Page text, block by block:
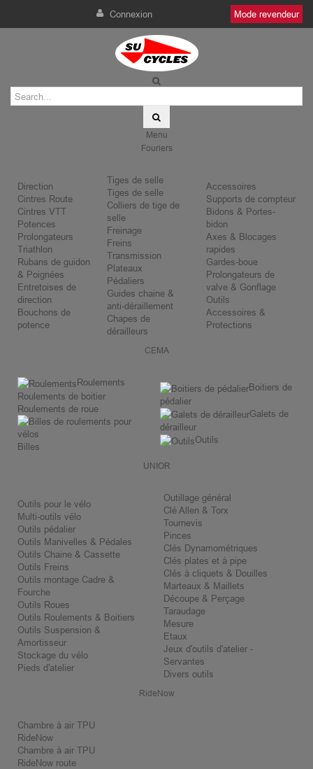
Connexion Mode revendeur
Menu
Fouriers
Direction
Cintres Route
Cintres VTT
Potences
Prolongateurs
Triathlon
Rubans de guidon
& Poignées
Entretoises de
direction
Bouchons de
potence
Tiges de selle
Tiges de selle
Colliers de tige de
selle
Freinage
Freins
Transmission
Plateaux
Pédaliers
Guides chaine &
anti-déraillement
Chapes de
dérailleurs
Accessoires
Supports de compteur
Bidons & Portes-
bidon
Axes & Blocages
rapides
Gardes-boue
Prolongateurs de
valve & Gonflage
Outils
Accessoires &
Protections
CEMA
Roulements
Roulements de boitier
Roulements de roue
Billes
Boitiers de
pédalier
Galets de
dérailleur
Outils
UNIOR
Outils pour le vélo
Multi-outils vélo
Outils pédalier
Outils Manivelles & Pédales
Outils Chaine & Cassette
Outils Freins
Outils montage Cadre &
Fourche
Outils Roues
Outils Roulements & Boitiers
Outils Suspension &
Amortisseur
Stockage du vélo
Pieds d'atelier
Outillage général
Clé Allen & Torx
Tournevis
Pinces
Clés Dynamométriques
Clés plates et à pipe
Clés à cliquets & Douilles
Marteaux & Maillets
Découpe & Perçage
Taraudage
Mesure
Etaux
Jeux d'outils d'atelier -
Servantes
Divers outils
RideNow
Chambre à air TPU
RideNow
Chambre à air TPU
RideNow route